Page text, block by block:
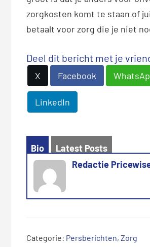
zorgkosten komt te staan of
betaalt voor zorg die je niet
Deel dit bericht met je
X Facebook
LinkedIn
Bio
Latest Posts
Redactie
Categorie: Persberichten,Zorg